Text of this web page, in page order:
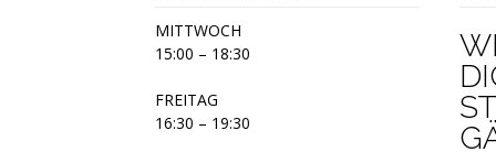
MITTWOCH
15:00 – 18:30
FREITAG
16:30 – 19:30